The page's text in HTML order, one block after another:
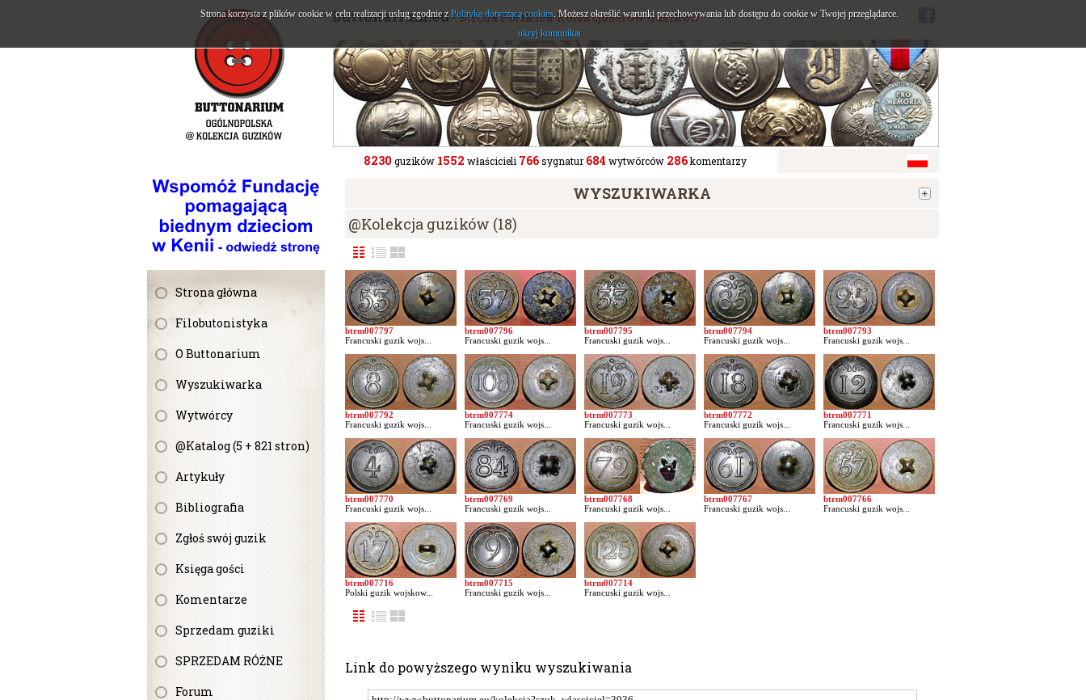
Strona główna
Filobutonistyka
O Buttonarium
Wyszukiwarka
Wytwórcy
@Katalog (5 + 821 stron)
Artykuły
Bibliografia
Zgłoś swój guzik
Księga gości
Komentarze
Sprzedam guziki
SPRZEDAM RÓŻNE
Forum
buttonarium.eu- Strona Polskich Kolekcjonerów Guzików
8230 guzików 1552 właścicieli 766sygnatur684 wytwórców 286komentarzy
WYSZUKIWARKA
@Kolekcja guzików (18)
btrm007797
Francuski guzik wojs...
btrm007796
Francuski guzik wojs...
btrm007795
Francuski guzik wojs...
btrm007794
Francuski guzik wojs...
btrm007793
Francuski guzik wojs...
btrm007792
Francuski guzik wojs...
btrm007774
Francuski guzik wojs...
btrm007773
Francuski guzik wojs...
btrm007772
Francuski guzik wojs...
btrm007771
Francuski guzik wojs...
btrm007770
Francuski guzik wojs...
btrm007769
Francuski guzik wojs...
btrm007768
Francuski guzik wojs...
btrm007767
Francuski guzik wojs...
btrm007766
Francuski guzik wojs...
btrm007716
Polski guzik wojskow...
btrm007715
Francuski guzik wojs...
btrm007714
Francuski guzik wojs...
Link do powyższego wyniku wyszukiwania
Strona korzysta z plików cookie w celu realizacji usług zgodnie z Polityką dotyczącą cookies. Możesz określić warunki przechowywania lub dostępu do cookie w Twojej przeglądarce.
ukryj komunikat